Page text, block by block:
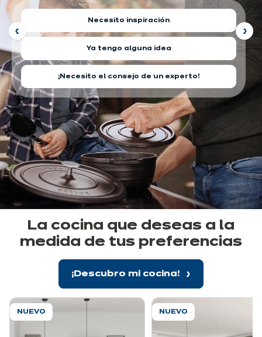
Necesito inspiración
Ya tengo alguna idea
¡Necesito el consejo de un experto!
La cocina que deseas a la
medida de tus preferencias
¡Descubro mi cocina!
NUEVO NUEVO